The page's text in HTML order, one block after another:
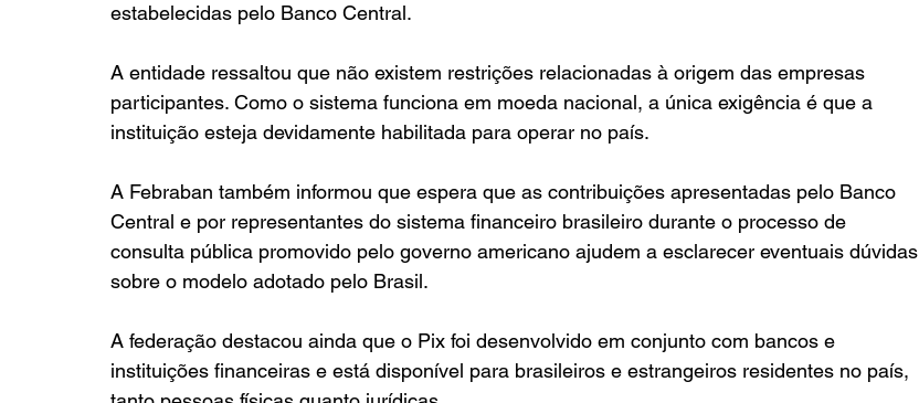
estabelecidas pelo Banco Central.
A entidade ressaltou que não existem restrições relacionadas à origem das empresas
participantes. Como o sistema funciona em moeda nacional, a única exigência é que a
instituição esteja devidamente habilitada para operar no país.
A Febraban também informou que espera que as contribuições apresentadas pelo Banco
Central e por representantes do sistema financeiro brasileiro durante o processo de
consulta pública promovido pelo governo americano ajudem a esclarecer eventuais dúvidas
sobre o modelo adotado pelo Brasil.
A federação destacou ainda que o Pix foi desenvolvido em conjunto com bancos e
instituições financeiras e está disponível para brasileiros e estrangeiros residentes no país,